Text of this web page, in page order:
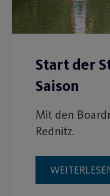
Start der
Saison
Mit den
Rednitz.